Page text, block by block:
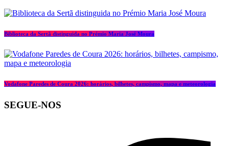
Biblioteca da Sertã distinguida no Prémio Maria José Moura
Vodafone Paredes de Coura 2026: horários, bilhetes, campismo, mapa e meteorologia
SEGUE-NOS